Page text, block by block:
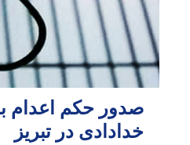
صدور حکم اعدام
خدادادی در تبریز